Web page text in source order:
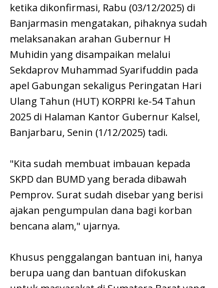
ketika dikonfirmasi, Rabu (03/12/2025) di
Banjarmasin mengatakan, pihaknya sudah
melaksanakan arahan Gubernur H
Muhidin yang disampaikan melalui
Sekdaprov Muhammad Syarifuddin pada
apel Gabungan sekaligus Peringatan Hari
Ulang Tahun (HUT) KORPRI ke-54 Tahun
2025 di Halaman Kantor Gubernur Kalsel,
Banjarbaru, Senin (1/12/2025) tadi.
"Kita sudah membuat imbauan kepada
SKPD dan BUMD yang berada dibawah
Pemprov. Surat sudah disebar yang berisi
ajakan pengumpulan dana bagi korban
bencana alam," ujarnya.
Khusus penggalangan bantuan ini, hanya
berupa uang dan bantuan difokuskan